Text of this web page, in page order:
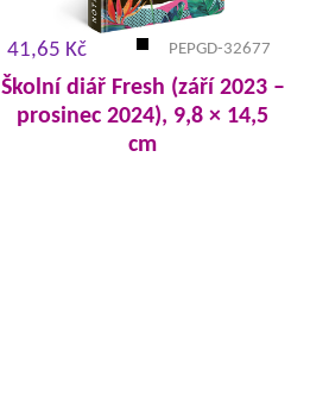
41,65 Kč PEPGD-32677
Školní diář Fresh (září 2023 –
prosinec 2024), 9,8 × 14,5
cm